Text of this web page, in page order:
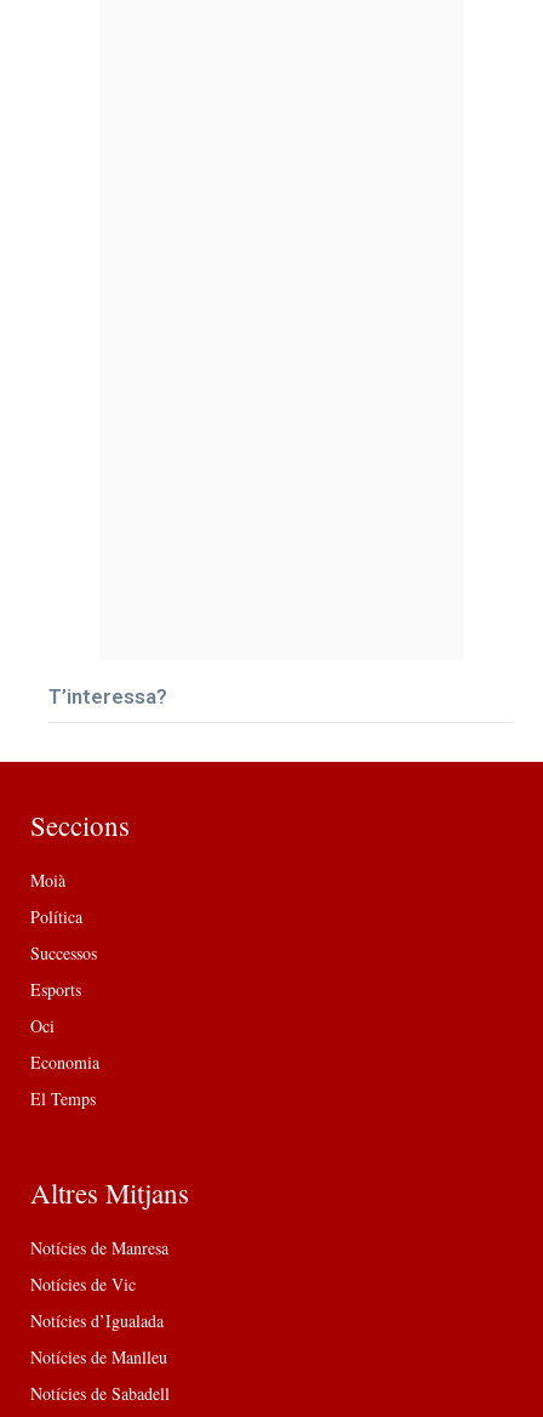
T’interessa?
Seccions
Moià
Política
Successos
Esports
Oci
Economia
El Temps
Altres Mitjans
Notícies de Manresa
Notícies de Vic
Notícies d’Igualada
Notícies de Manlleu
Notícies de Sabadell